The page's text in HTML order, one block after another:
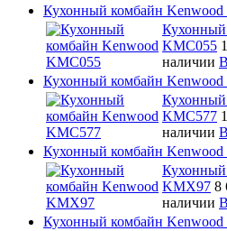
Кухонный комбайн
Кухонный
KMC055
наличии
Кухонный комбайн
Кухонный
KMC577
наличии
Кухонный комбайн
Кухонный
KMX97 8
наличии
Кухонный комбайн